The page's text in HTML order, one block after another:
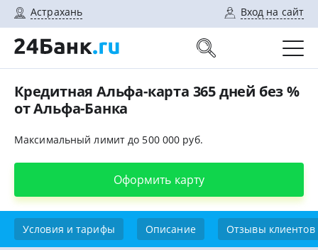
Астрахань Вход на сайт
Кредитная Альфа-карта 365 дней без %
от Альфа-Банка
Максимальный лимит до 500 000 руб.
Оформить карту
Условия и тарифы Описание Отзывы клиентов